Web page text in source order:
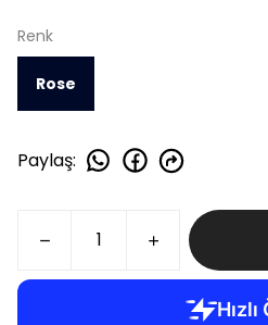
Renk
Rose
Paylaş: